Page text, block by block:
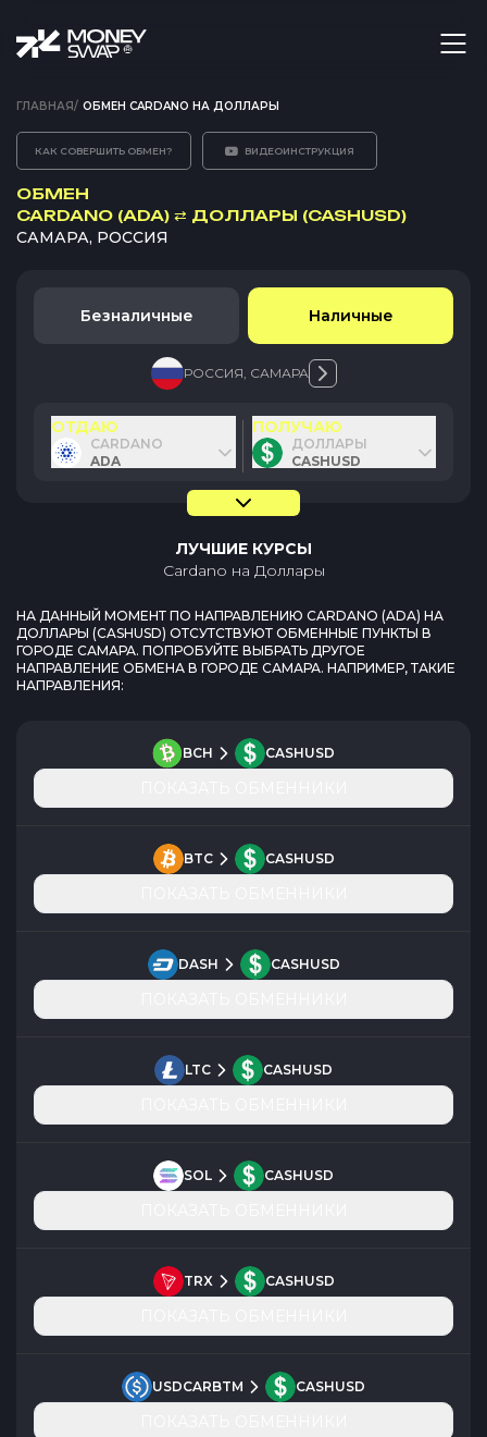
ГЛАВНАЯ/ ОБМЕН CARDANO НА ДОЛЛАРЫ
КАК СОВЕРШИТЬ ОБМЕН? ВИДЕОИНСТРУКЦИЯ
ОБМЕН
CARDANO (ADA) ⇄ ДОЛЛАРЫ (CASHUSD)
САМАРА, РОССИЯ
Безналичные Наличные
РОССИЯ, САМАРА
ОТДАЮ
CARDANO
ADA
ПОЛУЧАЮ
ДОЛЛАРЫ
CASHUSD
ЛУЧШИЕ КУРСЫ
Cardano на Доллары
НА ДАННЫЙ МОМЕНТ ПО НАПРАВЛЕНИЮ CARDANO (ADA) НА
ДОЛЛАРЫ (CASHUSD) ОТСУТСТВУЮТ ОБМЕННЫЕ ПУНКТЫ В
ГОРОДЕ САМАРА. ПОПРОБУЙТЕ ВЫБРАТЬ ДРУГОЕ
НАПРАВЛЕНИЕ ОБМЕНА В ГОРОДЕ САМАРА. НАПРИМЕР, ТАКИЕ
НАПРАВЛЕНИЯ:
BCH CASHUSD
BTC CASHUSD
DASH CASHUSD
LTC CASHUSD
SOL CASHUSD
TRX CASHUSD
USDCARBTM CASHUSD